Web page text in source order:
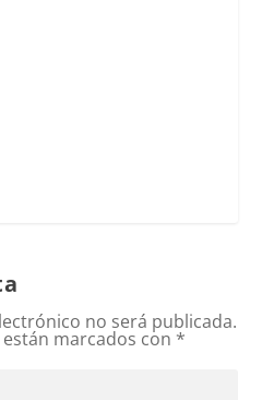
no será publicada.
marcados con *